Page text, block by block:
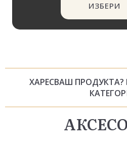
ИЗБЕРИ
ХАРЕСВАШ